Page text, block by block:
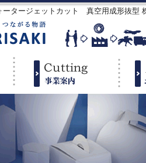
ータージェットカット 真空用成形抜